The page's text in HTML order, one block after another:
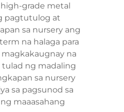
grade metal
pagtutulog at
sa nursery ang
na halaga para
na
tulad ng madaling
sa nursery
sa pagsunod sa
maaasahang